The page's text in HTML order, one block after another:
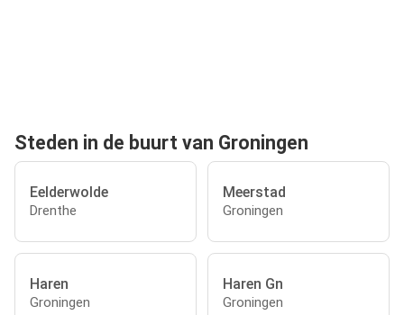
Steden in de buurt van Groningen
Eelderwolde
Drenthe
Meerstad
Groningen
Haren
Groningen
Haren Gn
Groningen